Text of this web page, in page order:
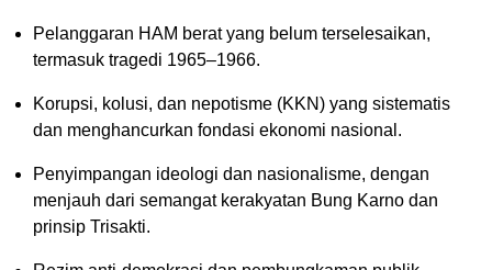
Pelanggaran HAM berat yang belum terselesaikan,
termasuk tragedi 1965–1966.
Korupsi, kolusi, dan nepotisme (KKN) yang sistematis
dan menghancurkan fondasi ekonomi nasional.
Penyimpangan ideologi dan nasionalisme, dengan
menjauh dari semangat kerakyatan Bung Karno dan
prinsip Trisakti.